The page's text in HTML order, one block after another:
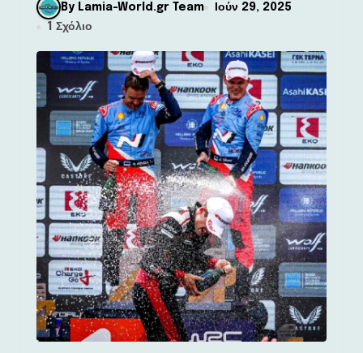
By Lamia-World.gr Team
Ιούν 29, 2025
1 Σχόλιο